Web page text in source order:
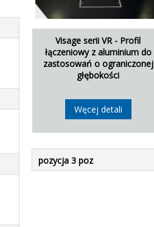
Visage serii VR - Profil
łączeniowy z aluminium do
zastosowań o ograniczonej
głębokości
Węcej detali
pozycja 3 poz